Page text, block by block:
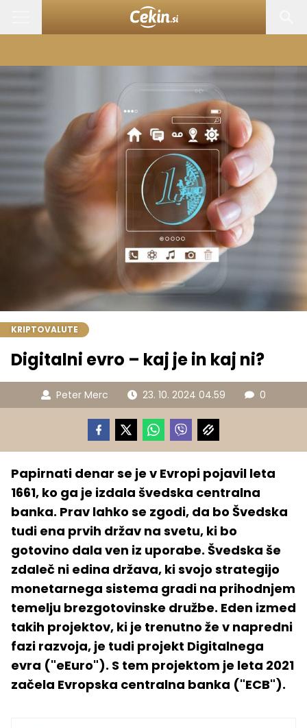
KRIPTOVALUTE
Digitalni evro – kaj je in kaj ni?
Peter Merc 23. 10. 2024 04.59 0
Papirnati denar se je v Evropi pojavil leta
1661, ko ga je izdala švedska centralna
banka. Prav lahko se zgodi, da bo Švedska
tudi ena prvih držav na svetu, ki bo
gotovino dala ven iz uporabe. Švedska še
zdaleč ni edina država, ki svojo strategijo
monetarnega sistema gradi na prihodnjem
temelju brezgotovinske družbe. Eden izmed
takih projektov, ki je trenutno že v napredni
fazi razvoja, je tudi projekt Digitalnega
evra ("eEuro"). S tem projektom je leta 2021
začela Evropska centralna banka ("ECB").